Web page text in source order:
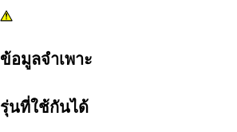
ข้อมูลจำเพาะ
รุ่นที่ใช้กันได้